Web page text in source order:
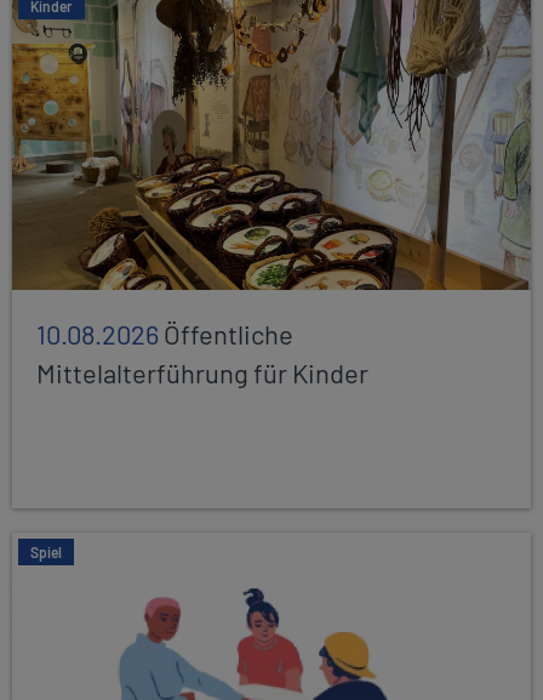
Kinder
10.08.2026Öffentliche
Mittelalterführung für Kinder
Spiel